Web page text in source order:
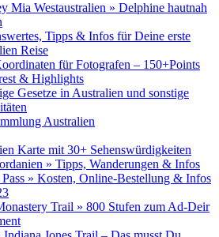
Mia Westaustralien » Delphine hautnah
Tipps & Infos für Deine erste
Reise
für Fotografen – 150+Points
& Highlights
Gesetze in Australien und sonstige
Australien
Karte mit 30+ Sehenswürdigkeiten
» Tipps, Wanderungen & Infos
Pass » Kosten, Online-Bestellung & Infos
Trail » 800 Stufen zum Ad-Deir